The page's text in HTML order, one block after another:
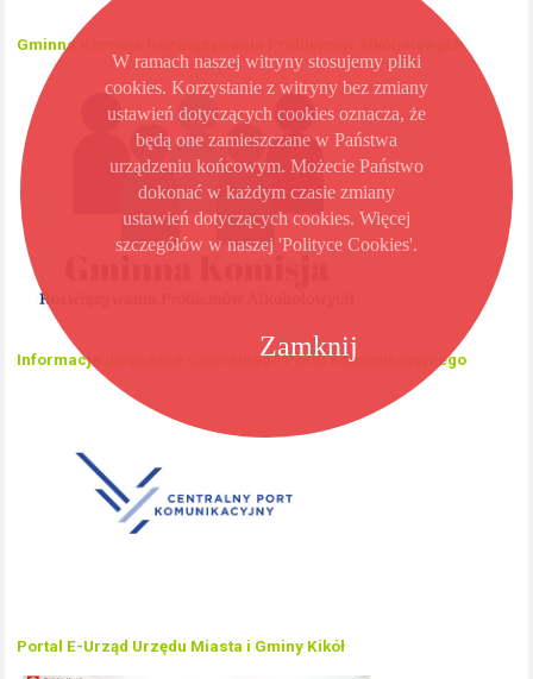
Gminna Komisja Rozwiązywania Problemów Alkoholowych
Informacje dotyczące Centralnego Portu Komunikacyjnego
Portal E-Urząd Urzędu Miasta i Gminy Kikół
Zamknij
W ramach naszej witryny stosujemy pliki
cookies. Korzystanie z witryny bez zmiany
ustawień dotyczących cookies oznacza, że
będą one zamieszczane w Państwa
urządzeniu końcowym. Możecie Państwo
dokonać w każdym czasie zmiany
ustawień dotyczących cookies. Więcej
szczegółów w naszej 'Polityce Cookies'.